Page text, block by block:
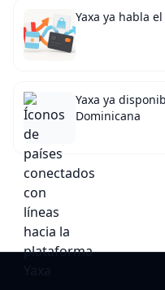
Yaxa ya habla
Yaxa ya
Dominicana